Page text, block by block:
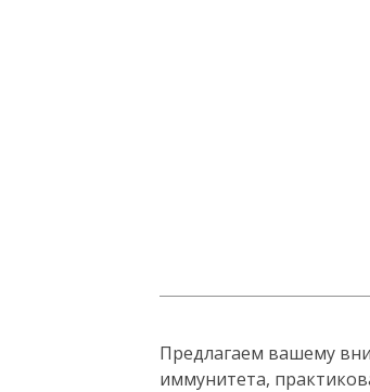
Предлагаем вашему
иммунитета,